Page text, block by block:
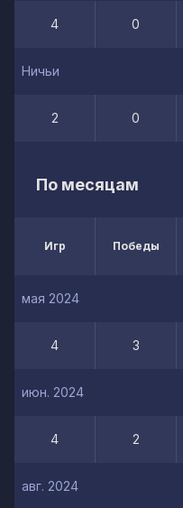
4 0
Ничьи
2 0
По месяцам
Игр Победы
мая 2024
4 3
июн. 2024
4 2
авг. 2024